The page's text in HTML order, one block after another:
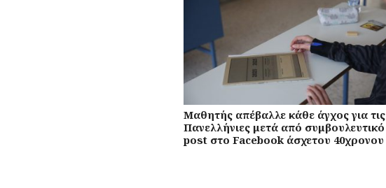
Μαθητής απέβαλλε κάθε άγχος για τις
Πανελλήνιες μετά από συμβουλευτικό
post στο Facebook άσχετου 40χρονου